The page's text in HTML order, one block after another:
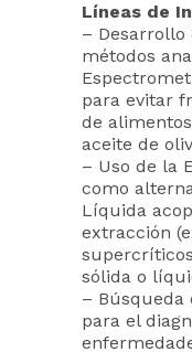
Líneas de
–
métodos
para evitar
de
aceite de
– Uso de la
como
Líquida
extracción
sólida o
– Búsqueda
para el